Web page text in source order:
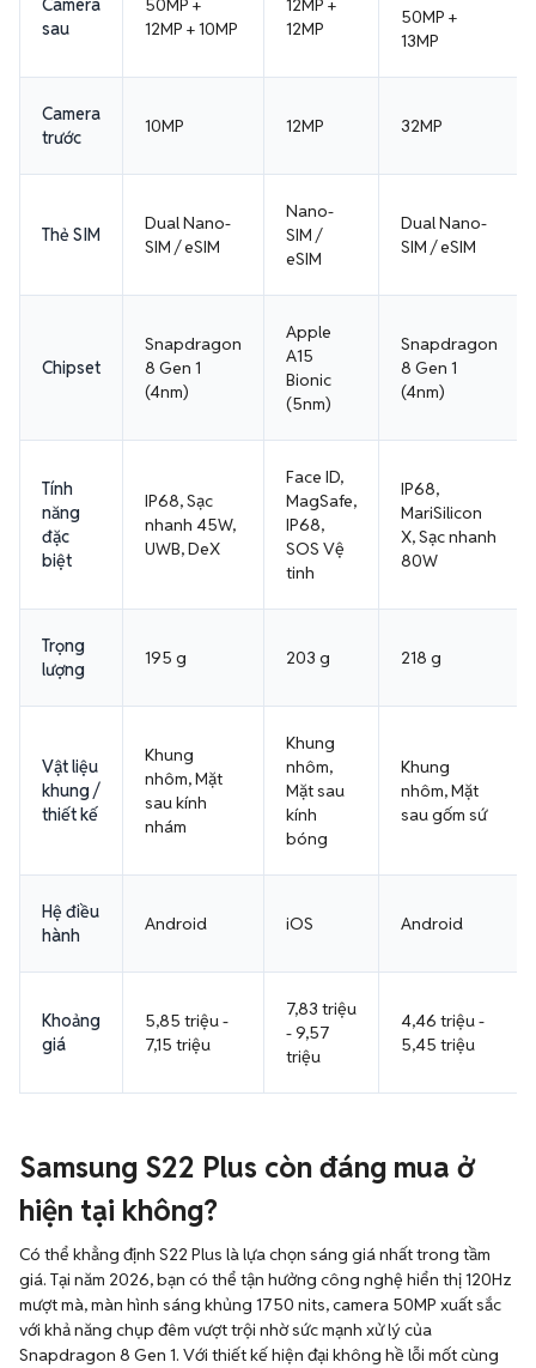
Camera
sau
50MP +
12MP + 10MP
12MP +
12MP
50MP +
13MP
Camera
trước
10MP 12MP 32MP
Thẻ SIM
Dual Nano-
SIM / eSIM
Nano-
SIM /
eSIM
Dual Nano-
SIM / eSIM
Chipset
Snapdragon
8 Gen 1
(4nm)
Apple
A15
Bionic
(5nm)
Snapdragon
8 Gen 1
(4nm)
Tính
năng
đặc
biệt
IP68, Sạc
nhanh 45W,
UWB, DeX
Face ID,
MagSafe,
IP68,
SOS Vệ
tinh
IP68,
MariSilicon
X, Sạc nhanh
80W
Trọng
lượng
195 g 203 g 218 g
Vật liệu
khung /
thiết kế
Khung
nhôm, Mặt
sau kính
nhám
Khung
nhôm,
Mặt sau
kính
bóng
Khung
nhôm, Mặt
sau gốm sứ
Hệ điều
hành
Android iOS Android
Khoảng
giá
5,85 triệu -
7,15 triệu
7,83 triệu
- 9,57
triệu
4,46 triệu -
5,45 triệu
Samsung S22 Plus còn đáng mua ở
hiện tại không?
Có thể khẳng định S22 Plus là lựa chọn sáng giá nhất trong tầm
giá. Tại năm 2026, bạn có thể tận hưởng công nghệ hiển thị 120Hz
mượt mà, màn hình sáng khủng 1750 nits, camera 50MP xuất sắc
với khả năng chụp đêm vượt trội nhờ sức mạnh xử lý của
Snapdragon 8 Gen 1. Với thiết kế hiện đại không hề lỗi mốt cùng